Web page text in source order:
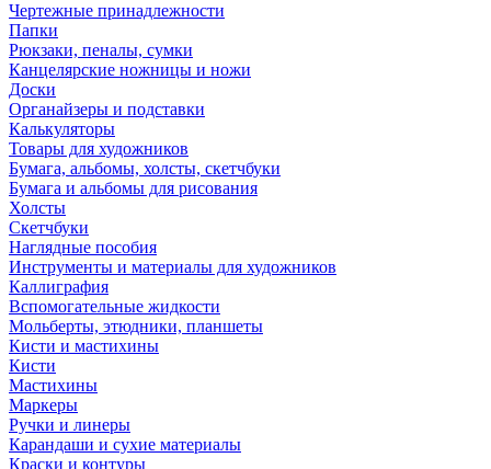
Чертежные принадлежности
Папки
Рюкзаки, пеналы, сумки
Канцелярские ножницы и ножи
Доски
Органайзеры и подставки
Калькуляторы
Товары для художников
Бумага, альбомы, холсты, скетчбуки
Бумага и альбомы для рисования
Холсты
Скетчбуки
Наглядные пособия
Инструменты и материалы для художников
Каллиграфия
Вспомогательные жидкости
Мольберты, этюдники, планшеты
Кисти и мастихины
Кисти
Мастихины
Маркеры
Ручки и линеры
Карандаши и сухие материалы
Краски и контуры